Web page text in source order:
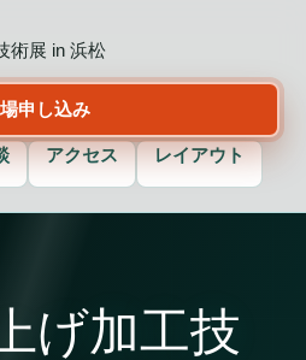
術展 in 浜松
申し込み
アクセス レイアウト
げ加工技